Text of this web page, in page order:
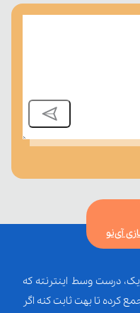
آی‌نو
درست وسط اینترنته که
کرده تا بهت ثابت کنه اگر